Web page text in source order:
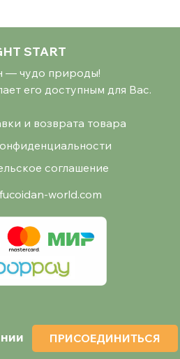
START
— чудо природы!
его доступным для Вас.
и возврата товара
соглашение
world.com
ПРИСОЕДИНИТЬСЯ